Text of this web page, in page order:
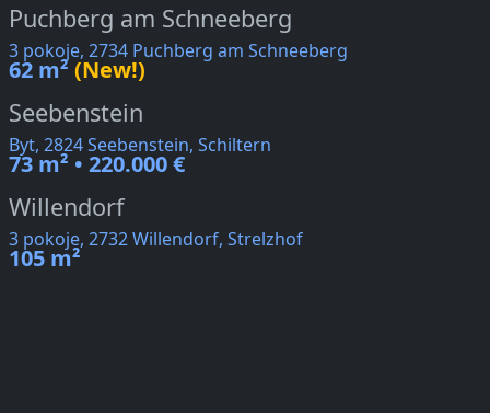
Puchberg am Schneeberg
3 pokoje, 2734 Puchberg am Schneeberg
62 m²(New!)
Seebenstein
Byt, 2824 Seebenstein, Schiltern
73 m² • 220.000 €
Willendorf
3 pokoje, 2732 Willendorf, Strelzhof
105 m²